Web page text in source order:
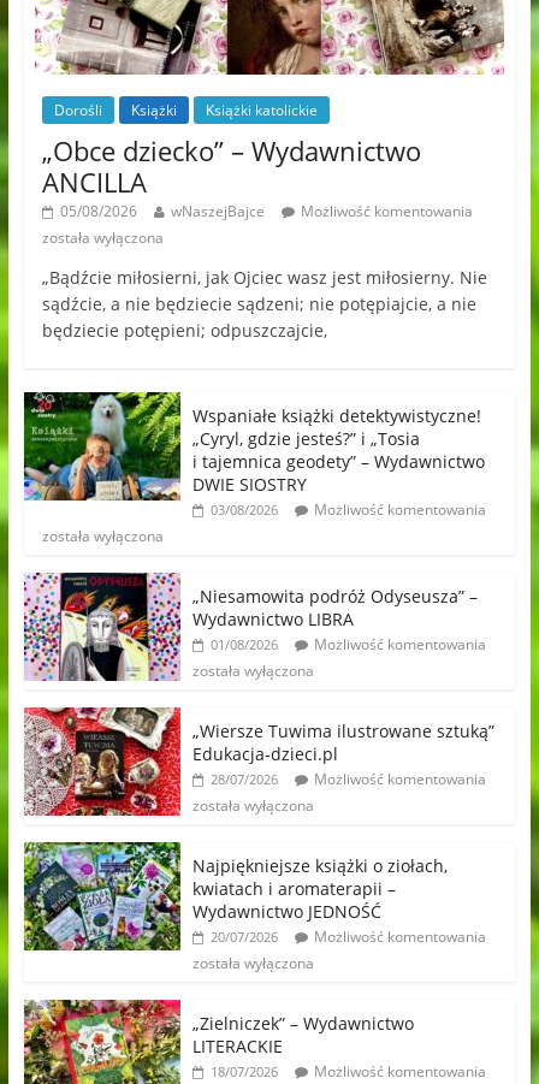
Dorośli Książki Książki katolickie
„Obce dziecko” – Wydawnictwo
ANCILLA
05/08/2026 wNaszejBajce
Możliwość komentowania
została wyłączona
„Bądźcie miłosierni, jak Ojciec wasz jest miłosierny. Nie
sądźcie, a nie będziecie sądzeni; nie potępiajcie, a nie
będziecie potępieni; odpuszczajcie,
Wspaniałe książki detektywistyczne!
„Cyryl, gdzie jesteś?” i „Tosia
i tajemnica geodety” – Wydawnictwo
DWIE SIOSTRY
03/08/2026
Możliwość komentowania
została wyłączona
„Niesamowita podróż Odyseusza” –
Wydawnictwo LIBRA
01/08/2026
Możliwość komentowania
została wyłączona
„Wiersze Tuwima ilustrowane sztuką”
Edukacja-dzieci.pl
28/07/2026
Możliwość komentowania
została wyłączona
Najpiękniejsze książki o ziołach,
kwiatach i aromaterapii –
Wydawnictwo JEDNOŚĆ
20/07/2026
Możliwość komentowania
została wyłączona
„Zielniczek” – Wydawnictwo
LITERACKIE
18/07/2026
Możliwość komentowania